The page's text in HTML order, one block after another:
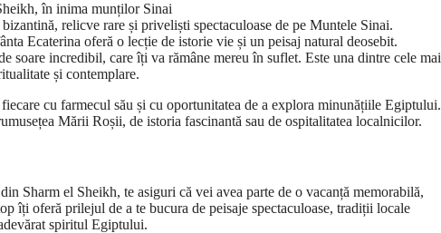
în inima munților Sinai
relicve rare și priveliști spectaculoase de pe Muntele Sinai.
Ecaterina oferă o lecție de istorie vie și un peisaj natural deosebit.
soare incredibil, care îți va rămâne mereu în suflet. Este una dintre cele mai
și contemplare.
cu farmecul său și cu oportunitatea de a explora minunățiile Egiptului.
Mării Roșii, de istoria fascinantă sau de ospitalitatea localnicilor.
Sharm el Sheikh, te asiguri că vei avea parte de o vacanță memorabilă,
îți oferă prilejul de a te bucura de peisaje spectaculoase, tradiții locale
spiritul Egiptului.